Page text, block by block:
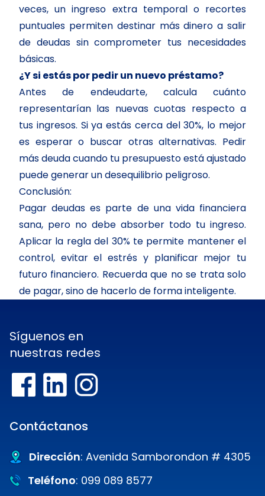
veces, un ingreso extra temporal o recortes
puntuales permiten destinar más dinero a salir
de deudas sin comprometer tus necesidades
básicas.
¿Y si estás por pedir un nuevo préstamo?
Antes de endeudarte, calcula cuánto
representarían las nuevas cuotas respecto a
tus ingresos. Si ya estás cerca del 30%, lo mejor
es esperar o buscar otras alternativas. Pedir
más deuda cuando tu presupuesto está ajustado
puede generar un desequilibrio peligroso.
Conclusión:
Pagar deudas es parte de una vida financiera
sana, pero no debe absorber todo tu ingreso.
Aplicar la regla del 30% te permite mantener el
control, evitar el estrés y planificar mejor tu
futuro financiero. Recuerda que no se trata solo
de pagar, sino de hacerlo de forma inteligente.
Síguenos en
nuestras redes
Contáctanos
Dirección: Avenida Samborondon # 4305
Teléfono: 099 089 8577